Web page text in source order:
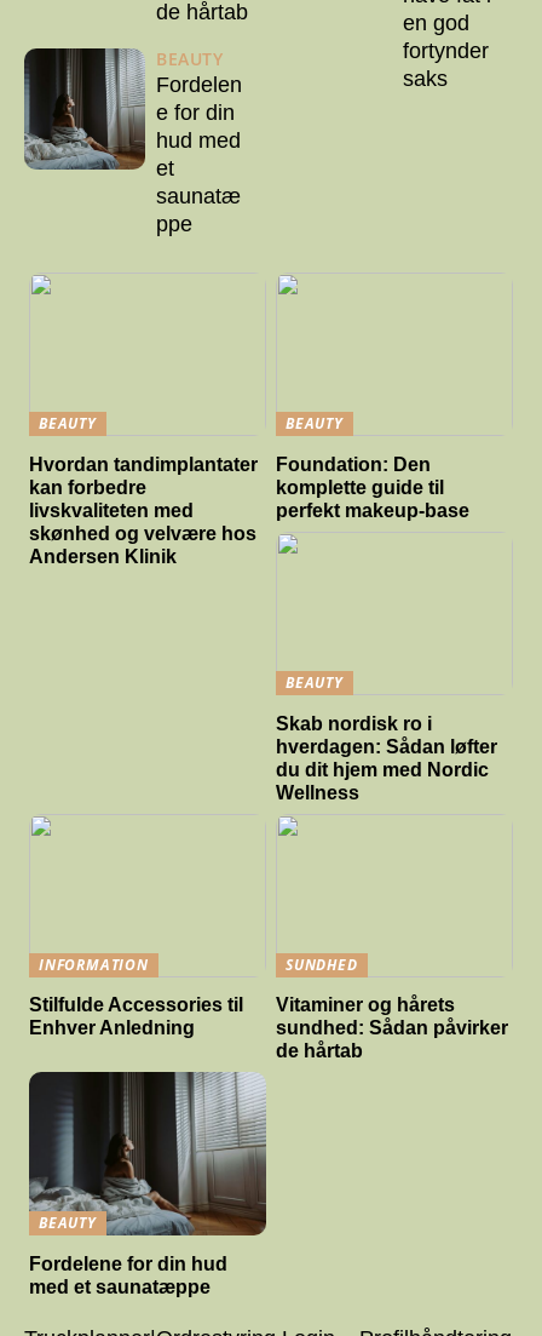
de hårtab
BEAUTY
Fordelen
e for din
hud med
et
saunatæ
ppe
en god
fortynder
saks
BEAUTY
Hvordan tandimplantater
kan forbedre
livskvaliteten med
skønhed og velvære hos
Andersen Klinik
BEAUTY
Foundation: Den
komplette guide til
perfekt makeup-base
BEAUTY
Skab nordisk ro i
hverdagen: Sådan løfter
du dit hjem med Nordic
Wellness
INFORMATION
Stilfulde Accessories til
Enhver Anledning
SUNDHED
Vitaminer og hårets
sundhed: Sådan påvirker
de hårtab
BEAUTY
Fordelene for din hud
med et saunatæppe